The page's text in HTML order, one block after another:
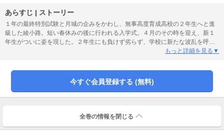
あらすじ | ストーリー
１年の最終特別試験と月城の企みをかわし、無事高度育成高校の２年生へと進
級した綾小路。短い春休みの後に行われる入学式。４月のその時を迎え、新１
年生がついに姿を現した。２年生にも負けず劣らず、学校に新たな波乱を呼び
そうな個性的な面々の新１年生達。そして――この中に、ホワイトルームの刺
筋縄ではいかない高度育成高校での２年目の日々がついに始まる――。
もっと詳細を見る▼
今すぐ会員登録する (無料)
全巻の情報を 閉じる